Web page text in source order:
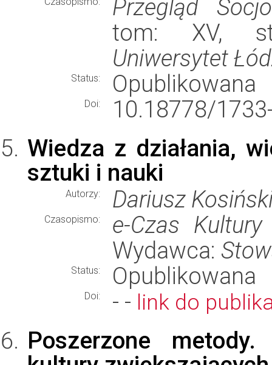
Przegląd
tom: XV,
Uniwersytet
Status: Opublikowana
Doi:
10.18778/
Wiedza z działania,
sztuki i nauki
Autorzy: Dariusz
Czasopismo: e-Czas Kultury
Wydawca:
Status: Opublikowana
Doi: - - link do
Poszerzone